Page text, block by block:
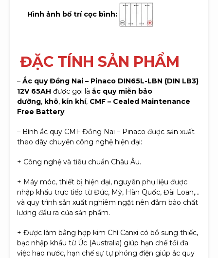
Hình ảnh bố trí cọc bình:
ĐẶC TÍNH SẢN PHẨM
– Ắc quy Đồng Nai – Pinaco DIN65L-LBN (DIN LB3)
12V 65AH được gọi là ắc quy miễn bảo
dưỡng, khô, kín khí, CMF – Cealed Maintenance
Free Battery.
– Bình ắc quy CMF Đồng Nai – Pinaco được sản xuất
theo dây chuyền công nghệ hiện đại:
+ Công nghệ và tiêu chuẩn Châu Âu.
+ Máy móc, thiết bị hiện đại, nguyên phụ liệu được
nhập khẩu trực tiếp từ Đức, Mỹ, Hàn Quốc, Đài Loan,…
và quy trình sản xuất nghiêm ngặt nên đảm bảo chất
lượng đầu ra của sản phẩm.
+ Được làm bằng hợp kim Chì Canxi có bổ sung thiếc,
bạc nhập khẩu từ Úc (Australia) giúp hạn chế tối đa
việc hao nước, hạn chế sự tự phóng điện giúp ắc quy